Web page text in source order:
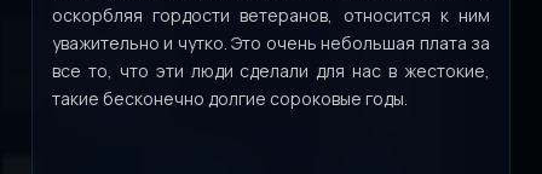
оскорбляя гордости ветеранов, относится к ним
уважительно и чутко. Это очень небольшая плата за
все то, что эти люди сделали для нас в жестокие,
такие бесконечно долгие сороковые годы.